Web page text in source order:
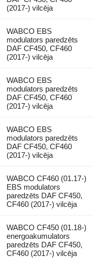
(2017-) vilcēja
WABCO EBS
modulators paredzēts
DAF CF450, CF460
(2017-) vilcēja
WABCO EBS
modulators paredzēts
DAF CF450, CF460
(2017-) vilcēja
WABCO EBS
modulators paredzēts
DAF CF450, CF460
(2017-) vilcēja
WABCO CF460 (01.17-)
EBS modulators
paredzēts DAF CF450,
CF460 (2017-) vilcēja
WABCO CF450 (01.18-)
energoakumulators
paredzēts DAF CF450,
CF460 (2017-) vilcēja